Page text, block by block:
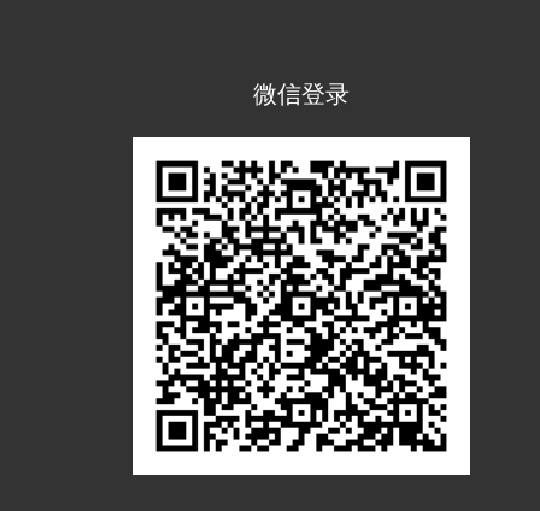
微信登录